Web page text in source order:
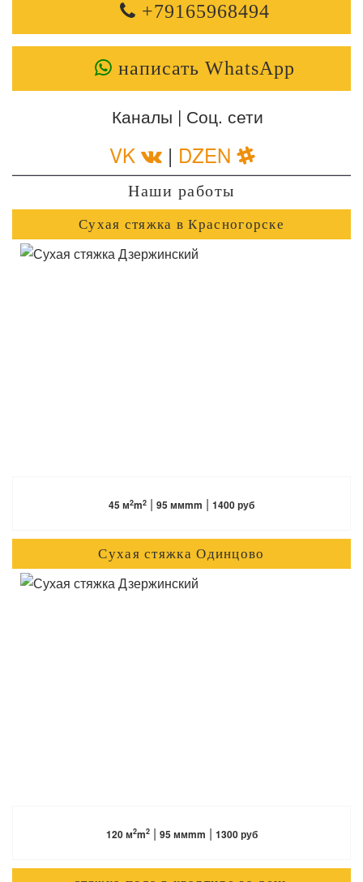
+79165968494
написать WhatsApp
Каналы | Соц. сети
VK | DZEN
Наши работы
Сухая стяжка в Красногорске
45 м2m2 | 95 ммmm | 1400 руб
Сухая стяжка Одинцово
120 м2m2| 95 ммmm | 1300 руб